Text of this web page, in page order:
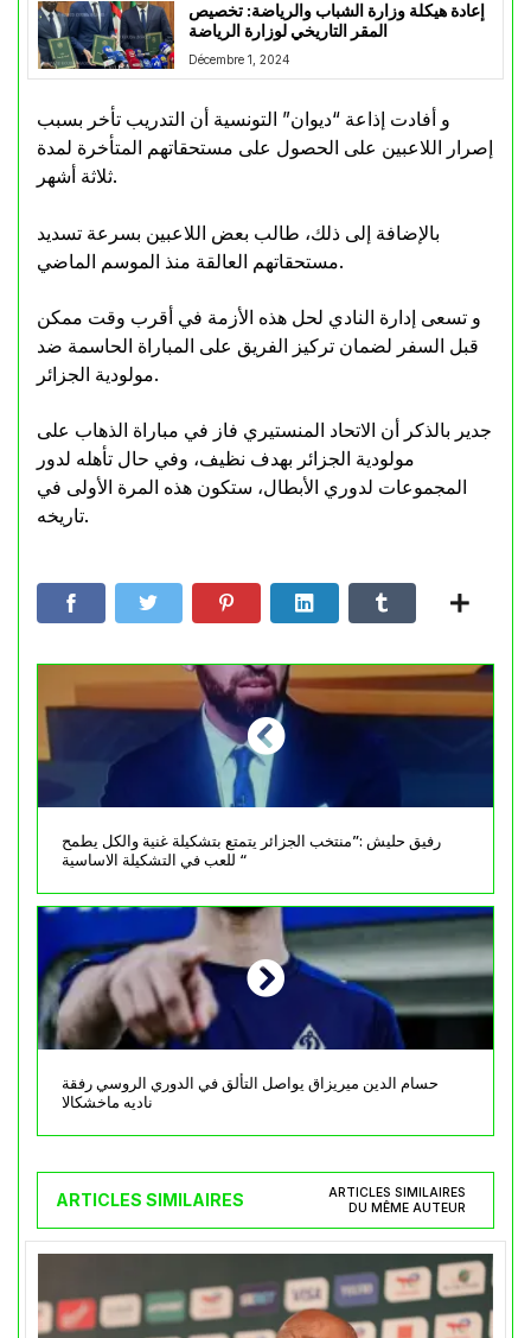
إعادة هيكلة وزارة الشباب والرياضة: تخصيص
المقر التاريخي لوزارة الرياضة
Décembre 1, 2024
و أفادت إذاعة “ديوان” التونسية أن التدريب تأخر بسبب
إصرار اللاعبين على الحصول على مستحقاتهم المتأخرة لمدة
ثلاثة أشهر.
بالإضافة إلى ذلك، طالب بعض اللاعبين بسرعة تسديد
مستحقاتهم العالقة منذ الموسم الماضي.
و تسعى إدارة النادي لحل هذه الأزمة في أقرب وقت ممكن
قبل السفر لضمان تركيز الفريق على المباراة الحاسمة ضد
مولودية الجزائر.
جدير بالذكر أن الاتحاد المنستيري فاز في مباراة الذهاب على
مولودية الجزائر بهدف نظيف، وفي حال تأهله لدور
المجموعات لدوري الأبطال، ستكون هذه المرة الأولى في
تاريخه.
رفيق حليش :”منتخب الجزائر يتمتع بتشكيلة غنية والكل يطمح
للعب في التشكيلة الاساسية “
حسام الدين ميريزاق يواصل التألق في الدوري الروسي رفقة
ناديه ماخشكالا
ARTICLES SIMILAIRES
ARTICLES SIMILAIRES
DU MÊME AUTEUR